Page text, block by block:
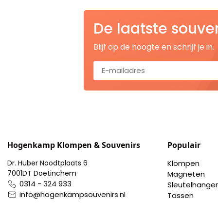
Terracotta bloempotjes
Vingerhoedjes
Displays
De laatste
Blijf op de hoogte en schrijf je in.
Hogenkamp Klompen & Souvenirs
Dr. Huber Noodtplaats 6
7001DT Doetinchem
0314 - 324 933
info@hogenkampsouvenirs.nl
Populair
Klompen
Magneten
Tassen